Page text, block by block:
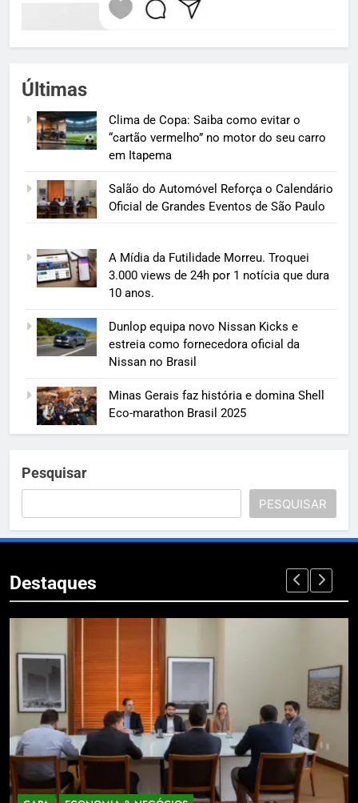
Últimas
Clima de Copa: Saiba como evitar o
“cartão vermelho” no motor do seu carro
em Itapema
Salão do Automóvel Reforça o Calendário
Oficial de Grandes Eventos de São Paulo
A Mídia da Futilidade Morreu. Troquei
3.000 views de 24h por 1 notícia que dura
10 anos.
Dunlop equipa novo Nissan Kicks e
estreia como fornecedora oficial da
Nissan no Brasil
Minas Gerais faz história e domina Shell
Eco-marathon Brasil 2025
Pesquisar
PESQUISAR
Destaques